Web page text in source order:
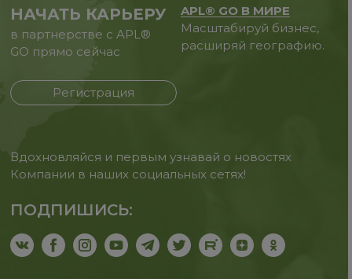
НАЧАТЬ КАРЬЕРУ
в партнерстве с APL®
GO прямо сейчас
Регистрация
APL® GO В МИРЕ
Масштабируй бизнес,
расширяй географию.
Вдохновляйся и первым узнавай о новостях
Компании в наших социальных сетях!
ПОДПИШИСЬ: